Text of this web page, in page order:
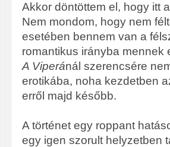
Akkor döntöttem el, hogy itt
Nem mondom, hogy nem
esetében bennem van a
romantikus irányba mennek
A Viperánál szerencsére
erotikába, noha kezdetben
erről majd később.
A történet egy roppant
egy igen szorult helyzetben